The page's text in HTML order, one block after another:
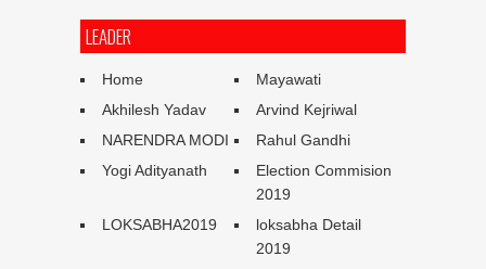
LEADER
Home
Mayawati
Akhilesh Yadav
Arvind Kejriwal
NARENDRA MODI
Rahul Gandhi
Yogi Adityanath
Election Commision
2019
LOKSABHA2019
loksabha Detail
2019